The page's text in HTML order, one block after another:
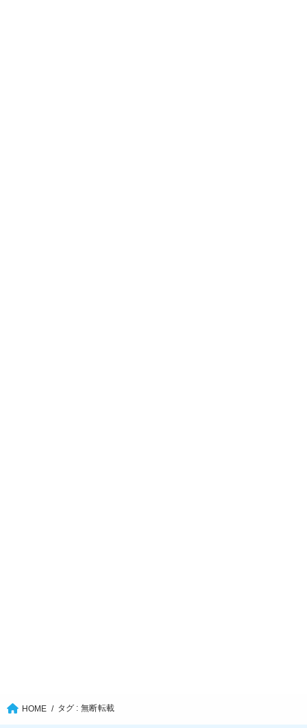
HOME タグ : 無断転載